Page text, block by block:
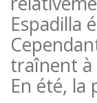
Espadilla
traînent à
En été, la